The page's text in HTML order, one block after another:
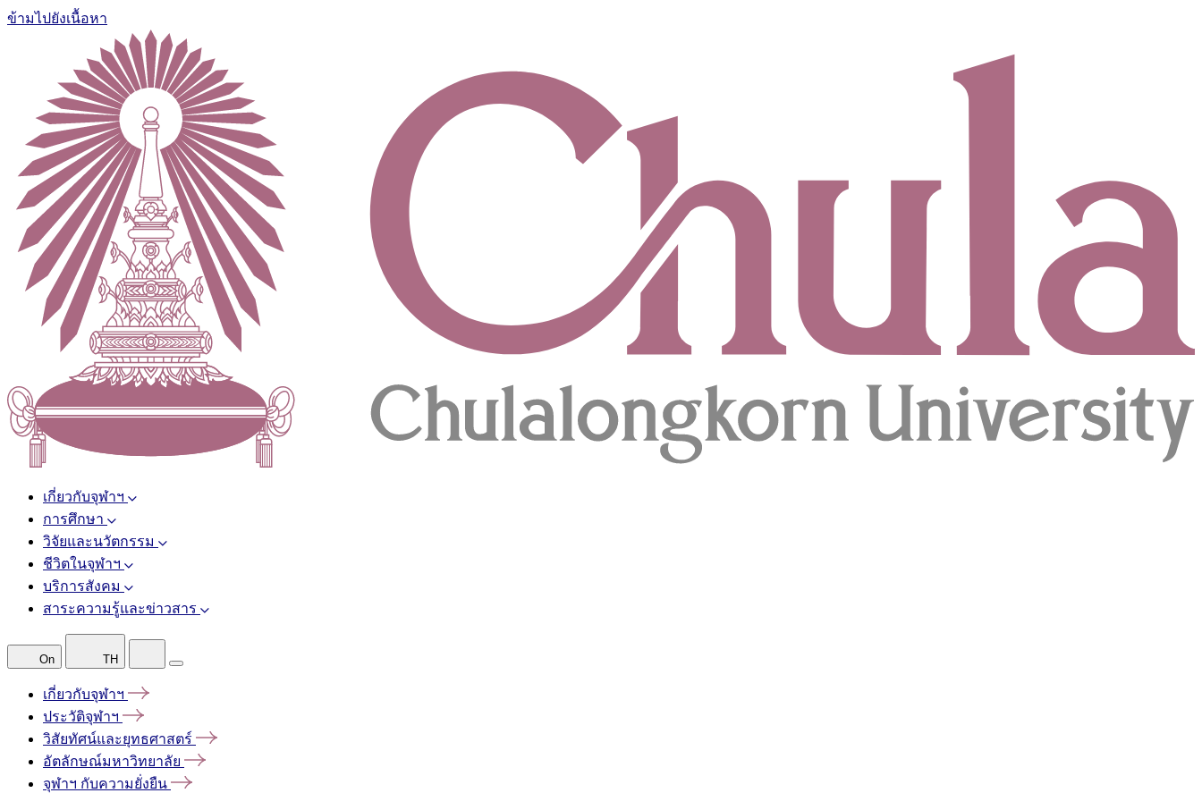
ข้ามไปยังเนื้อหา
เกี่ยวกับจุฬาฯ
การศึกษา
วิจัยและนวัตกรรม
ชีวิตในจุฬาฯ
บริการสังคม
สาระความรู้และข่าวสาร
On TH
เกี่ยวกับจุฬาฯ
ประวัติจุฬาฯ
วิสัยทัศน์และยุทธศาสตร์
อัตลักษณ์มหาวิทยาลัย
จุฬาฯ กับความยั่งยืน